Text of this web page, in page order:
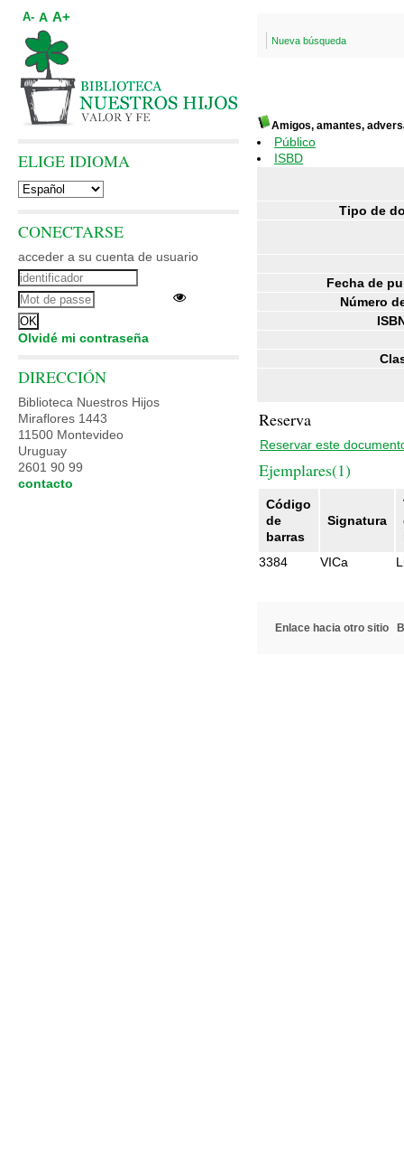
Nueva búsqueda
Amigos, amantes,
Público
ISBD
Tipo de
Fecha de
Número
Reserva
Reservar este
Ejemplares(1)
Código
de
barras
Signatura
3384
VICa
Enlace hacia otro sitio
A- A A+
ELIGE IDIOMA
CONECTARSE
acceder a su cuenta de usuario
Olvidé mi contraseña
DIRECCIÓN
Biblioteca Nuestros Hijos
Miraflores 1443
11500 Montevideo
Uruguay
2601 90 99
contacto